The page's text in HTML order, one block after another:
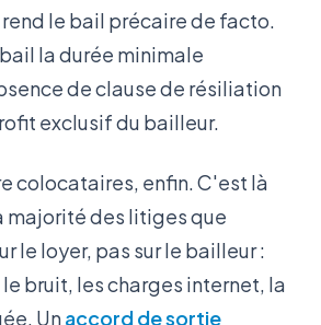
le bail précaire de facto.
la durée minimale
de clause de résiliation
exclusif du bailleur.
colocataires, enfin. C'est là
majorité des litiges que
le loyer, pas sur le bailleur :
bruit, les charges internet, la
Unaccord de sortie